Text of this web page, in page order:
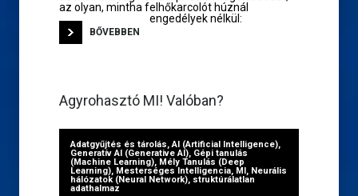
az olyan, mintha felhőkarcolót húznál
engedélyek nélkül:
BŐVEBBEN
Agyrohasztó MI! Valóban?
Adatgyűjtés és tárolás,AI (Artificial Intelligence),
Generatív AI (Generative AI), Gépi tanulás
(Machine Learning), Mély Tanulás (Deep
Learning), Mesterséges Intelligencia, MI, Neurális
hálózatok (Neural Network), struktúrálatlan
adathalmaz